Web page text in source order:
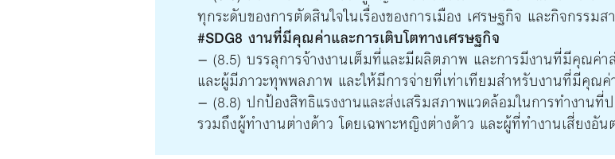
ทุกระดับของการตัดสินใจในเรื่องของการเมือง เศรษฐกิจ และกิจกรรมส
#SDG8 งานที่มีคุณค่าและการเติบโตทางเศรษฐกิจ
– (8.5) บรรลุการจ้างงานเต็มที่และมีผลิตภาพ และการมีงานที่มีคุณค่
และผู้มีภาวะทุพพลภาพ และให้มีการจ่ายที่เท่าเทียมสำหรับงานที่มีคุณ
– (8.8) ปกป้องสิทธิแรงงานและส่งเสริมสภาพแวดล้อมในการทำงาน
รวมถึงผู้ทำงานต่างด้าว โดยเฉพาะหญิงต่างด้าว และผู้ที่ทำงานเสี่ยงอัน